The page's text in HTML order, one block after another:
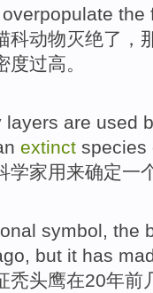
overpopulate the
科动物灭绝了，
度过高。
layers are used
extinct species
学家用来确定一
symbol , the
but it has
秃头鹰在20年前